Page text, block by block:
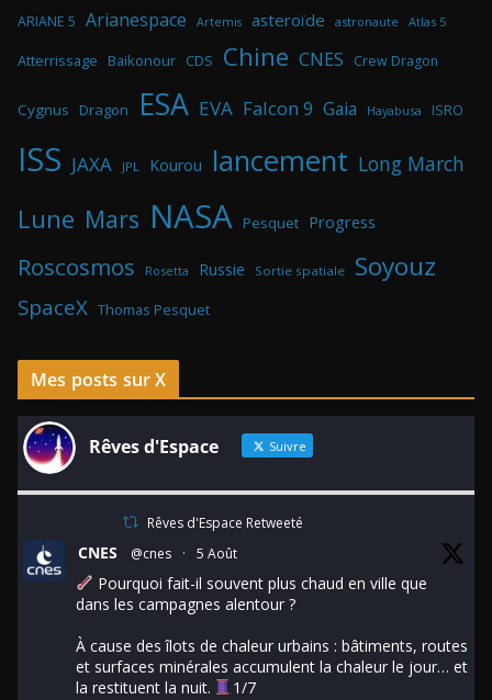
ARIANE 5 Arianespace Artemis asteroïde astronaute Atlas 5
Atterrissage Baikonour CDS Chine CNES Crew Dragon
Cygnus Dragon ESA EVA Falcon 9 Gaia Hayabusa ISRO
ISS JAXA JPL Kourou lancement Long March
Lune Mars NASA Pesquet Progress
Roscosmos Rosetta Russie Sortie spatiale Soyouz
SpaceX Thomas Pesquet
Mes posts sur X
Rêves d'Espace Suivre
Rêves d'Espace Retweeté
CNES @cnes · 5 Août
Pourquoi fait-il souvent plus chaud en ville que
dans les campagnes alentour ?
À cause des îlots de chaleur urbains : bâtiments, routes
et surfaces minérales accumulent la chaleur le jour… et
la restituent la nuit.
1/7